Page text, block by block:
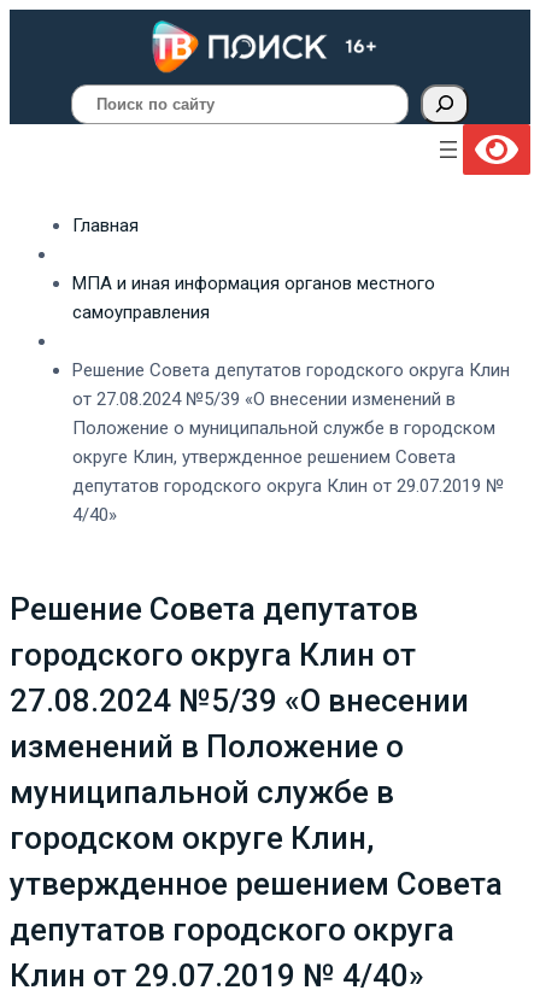
Поиск
Главная
МПА и иная информация органов местного
самоуправления
Решение Совета депутатов городского округа Клин
от 27.08.2024 №5/39 «О внесении изменений в
Положение о муниципальной службе в городском
округе Клин, утвержденное решением Совета
депутатов городского округа Клин от 29.07.2019 №
4/40»
Решение Совета депутатов
городского округа Клин от
27.08.2024 №5/39 «О внесении
изменений в Положение о
муниципальной службе в
городском округе Клин,
утвержденное решением Совета
депутатов городского округа
Клин от 29.07.2019 № 4/40»